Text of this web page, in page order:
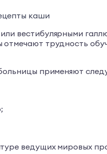
каши
вестибулярными
трудность
применяют
ведущих мировых